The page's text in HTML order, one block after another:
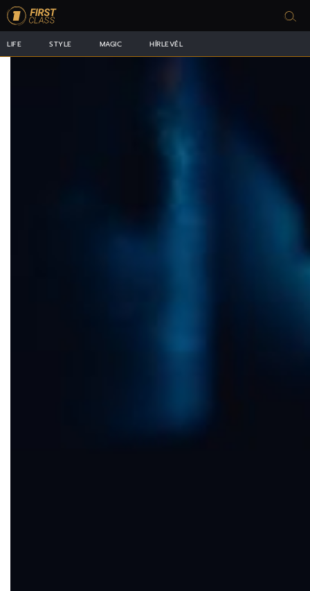
LIFE STYLE MAGIC HÍRLEVÉL